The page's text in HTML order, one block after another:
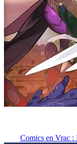
Comics en Vrac :